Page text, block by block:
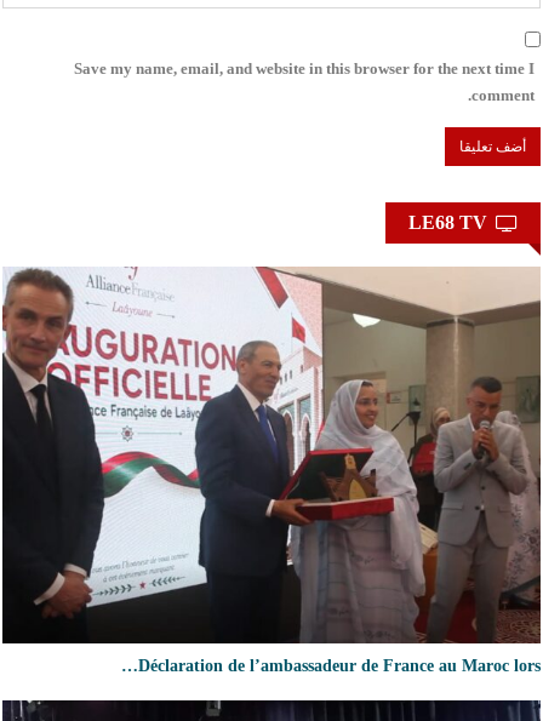
Save my name, email, and website in this browser for the next time I
comment.
Déclaration de l’ambassadeur de France au Maroc lors…